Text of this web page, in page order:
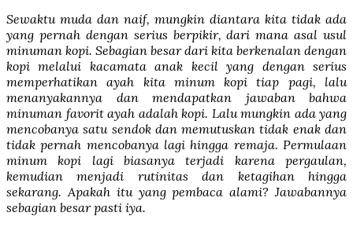
Sewaktu muda dan naif, mungkin diantara kita tidak ada
yang pernah dengan serius berpikir, dari mana asal usul
minuman kopi. Sebagian besar dari kita berkenalan dengan
kopi melalui kacamata anak kecil yang dengan serius
memperhatikan ayah kita minum kopi tiap pagi, lalu
menanyakannya dan mendapatkan jawaban bahwa
minuman favorit ayah adalah kopi. Lalu mungkin ada yang
mencobanya satu sendok dan memutuskan tidak enak dan
tidak pernah mencobanya lagi hingga remaja. Permulaan
minum kopi lagi biasanya terjadi karena pergaulan,
kemudian menjadi rutinitas dan ketagihan hingga
sekarang. Apakah itu yang pembaca alami? Jawabannya
sebagian besar pasti iya.